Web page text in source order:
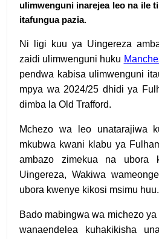
ulimwenguni inarejea leo na ile
itafungua pazia.
Ni ligi kuu ya Uingereza
zaidi ulimwenguni huku
pendwa kabisa ulimwenguni
mpya wa 2024/25 dhidi ya
dimba la Old Trafford.
Mchezo wa leo unatarajiwa
mkubwa kwani klabu ya
ambazo zimekua na ubora
Uingereza, Wakiwa
ubora kwenye kikosi msimu huu.
Bado mabingwa wa michezo
wanaendelea kuhakikisha